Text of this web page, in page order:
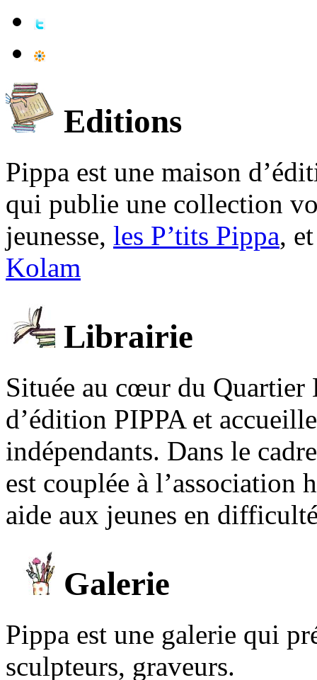
Editions
Pippa est une maison
qui publie une collection
jeunesse, les P’tits Pippa,
Kolam
Librairie
Située au cœur du Quartier
d’édition PIPPA et
indépendants. Dans le
est couplée à l’association
aide aux jeunes en
Galerie
Pippa est une galerie qui
sculpteurs, graveurs.